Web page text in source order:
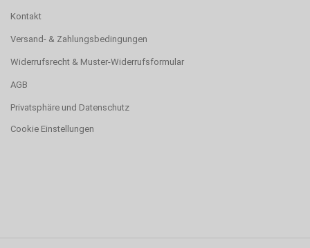
Kontakt
Versand- & Zahlungsbedingungen
Widerrufsrecht & Muster-Widerrufsformular
AGB
Privatsphäre und Datenschutz
Cookie Einstellungen